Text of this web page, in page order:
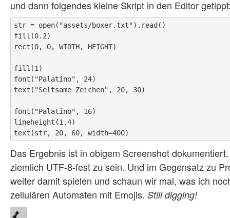
und dann folgendes kleine Skript in den Editor
str = open("assets/boxer.txt").read()
fill(0.2)
rect(0, 0, WIDTH, HEIGHT)
fill(1)
font("Palatino", 24)
text("Seltsame Zeichen", 20, 30)
font("Palatino", 16)
lineheight(1.4)
Das Ergebnis ist in obigem Screenshot
ziemlich UTF-8-fest zu sein. Und im Gegensatz zu
weiter damit spielen und schaun wir mal, was ich
zellulären Automaten mit Emojis. Still digging!